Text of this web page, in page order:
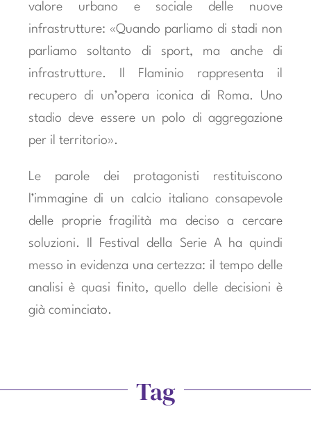
valore urbano e sociale delle nuove
infrastrutture: «Quando parliamo di stadi non
parliamo soltanto di sport, ma anche di
infrastrutture. Il Flaminio rappresenta il
recupero di un’opera iconica di Roma. Uno
stadio deve essere un polo di aggregazione
per il territorio».
Le parole dei protagonisti restituiscono
l’immagine di un calcio italiano consapevole
delle proprie fragilità ma deciso a cercare
soluzioni. Il Festival della Serie A ha quindi
messo in evidenza una certezza: il tempo delle
analisi è quasi finito, quello delle decisioni è
già cominciato.
Tag